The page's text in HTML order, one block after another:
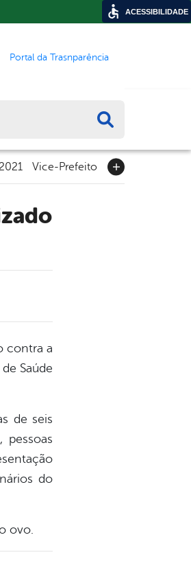
Portal da Trasnparência
Vice-Prefeito
contra a
Saúde
de seis
do
ovo.
ACESSIBILIDADE